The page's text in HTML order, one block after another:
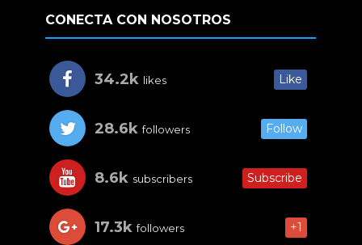
CONECTA CON NOSOTROS
34.2k likes Like
28.6k followers Follow
8.6k subscribers Subscribe
17.3k followers +1